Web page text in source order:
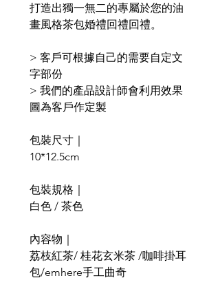
打造出獨一無二的專屬於您的油
畫風格茶包婚禮回禮回禮。
> 客戶可根據自己的需要自定文
字部份
> 我們的產品設計師會利用效果
圖為客戶作定製
包裝尺寸｜
10*12.5cm
包裝規格｜
白色 / 茶色
內容物｜
荔枝紅茶/ 桂花玄米茶 /咖啡掛耳
包/emhere手工曲奇